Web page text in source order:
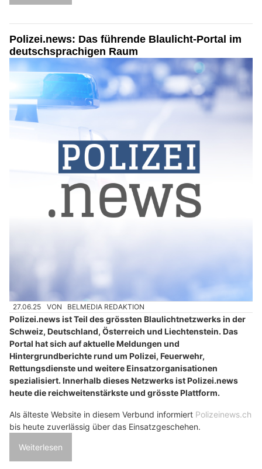
Polizei.news: Das führende Blaulicht-Portal im
deutschsprachigen Raum
27.06.25 VON BELMEDIA REDAKTION
Polizei.news ist Teil des grössten Blaulichtnetzwerks in der
Schweiz, Deutschland, Österreich und Liechtenstein. Das
Portal hat sich auf aktuelle Meldungen und
Hintergrundberichte rund um Polizei, Feuerwehr,
Rettungsdienste und weitere Einsatzorganisationen
spezialisiert. Innerhalb dieses Netzwerks ist Polizei.news
heute die reichweitenstärkste und grösste Plattform.
Als älteste Website in diesem Verbund informiert Polizeinews.ch
bis heute zuverlässig über das Einsatzgeschehen.
Weiterlesen